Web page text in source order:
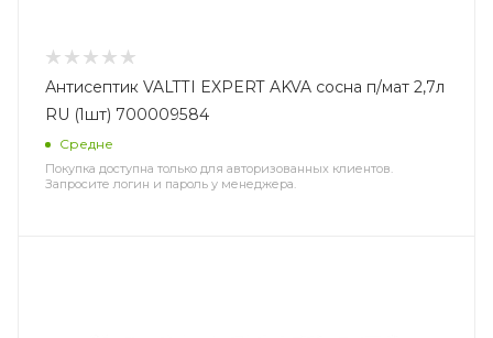
Антисептик VALTTI EXPERT AKVA сосна п/мат 2,7л
RU (1шт) 700009584
Средне
Покупка доступна только для авторизованных клиентов.
Запросите логин и пароль у менеджера.